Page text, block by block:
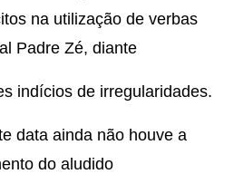
na utilização de verbas
Padre Zé, diante
indícios de irregularidades.
data ainda não houve a
do aludido